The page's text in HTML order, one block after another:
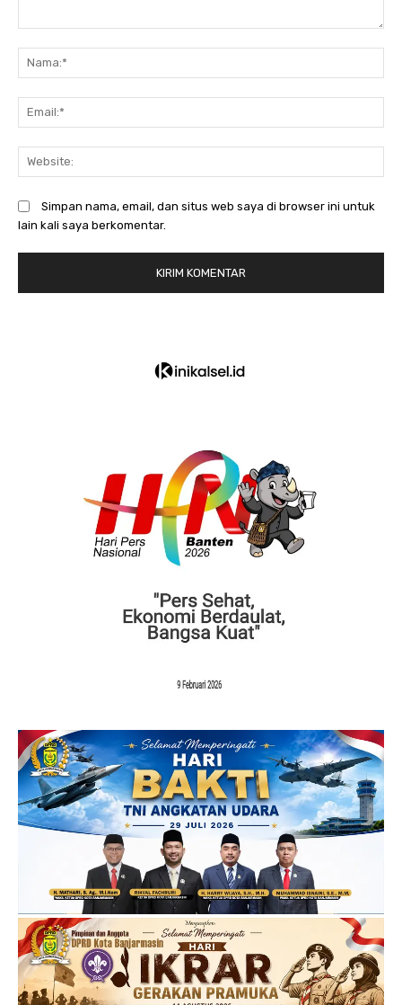
Simpan nama, email, dan situs web saya di browser ini untuk
lain kali saya berkomentar.